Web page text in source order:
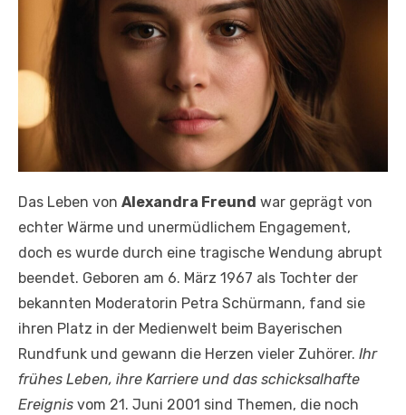
Das Leben von Alexandra Freund war geprägt von
echter Wärme und unermüdlichem Engagement,
doch es wurde durch eine tragische Wendung abrupt
beendet. Geboren am 6. März 1967 als Tochter der
bekannten Moderatorin Petra Schürmann, fand sie
ihren Platz in der Medienwelt beim Bayerischen
Rundfunk und gewann die Herzen vieler Zuhörer. Ihr
frühes Leben, ihre Karriere und das schicksalhafte
Ereignis vom 21. Juni 2001 sind Themen, die noch